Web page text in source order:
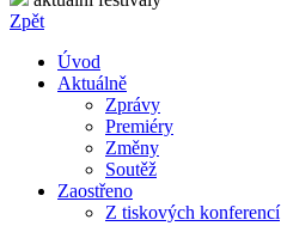
Zpět
Úvod
Aktuálně
Zprávy
Premiéry
Změny
Soutěž
Zaostřeno
Z tiskových konferencí